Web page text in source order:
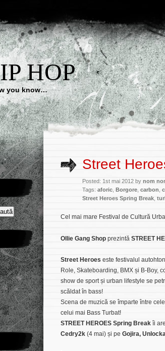
HOP
you know…
Street
Posted: 1st mai 2012 by nom
Tags: aforic Borgore carbon
Street Heroes Spring Break
Cel mai mare Festival de Cultură
Ollie Gang Shop prezintă STREET
Street Heroes este festivalul
Role, Skateboarding, BMX și B-Boy,
show de sport și urban lifestyle se
scăldat în bass!
Scena de muzică se împarte între
celui mai Bass Turbat!
STREET HEROES Spring Break îi
Cedry2k (4 mai) și pe Gojira,